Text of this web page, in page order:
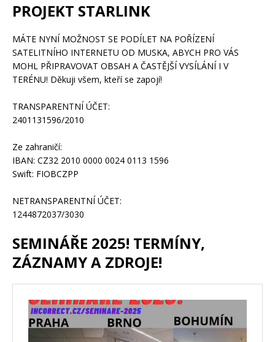
PROJEKT STARLINK
MÁTE NYNÍ MOŽNOST SE PODÍLET NA POŘÍZENÍ
SATELITNÍHO INTERNETU OD MUSKA, ABYCH PRO VÁS
MOHL PŘIPRAVOVAT OBSAH A ČASTĚJŠÍ VYSÍLÁNÍ I V
TERÉNU! Děkuji všem, kteří se zapojí!
TRANSPARENTNÍ ÚČET:
2401131596/2010
Ze zahraničí:
IBAN: CZ32 2010 0000 0024 0113 1596
Swift: FIOBCZPP
NETRANSPARENTNÍ ÚČET:
1244872037/3030
SEMINÁŘE 2025! TERMÍNY,
ZÁZNAMY A ZDROJE!